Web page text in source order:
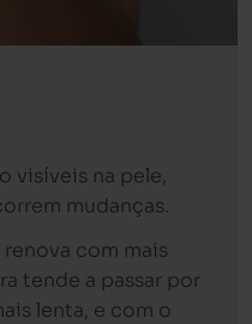
visíveis na pele,
mudanças.
com mais
tende a passar por
lenta, e com o